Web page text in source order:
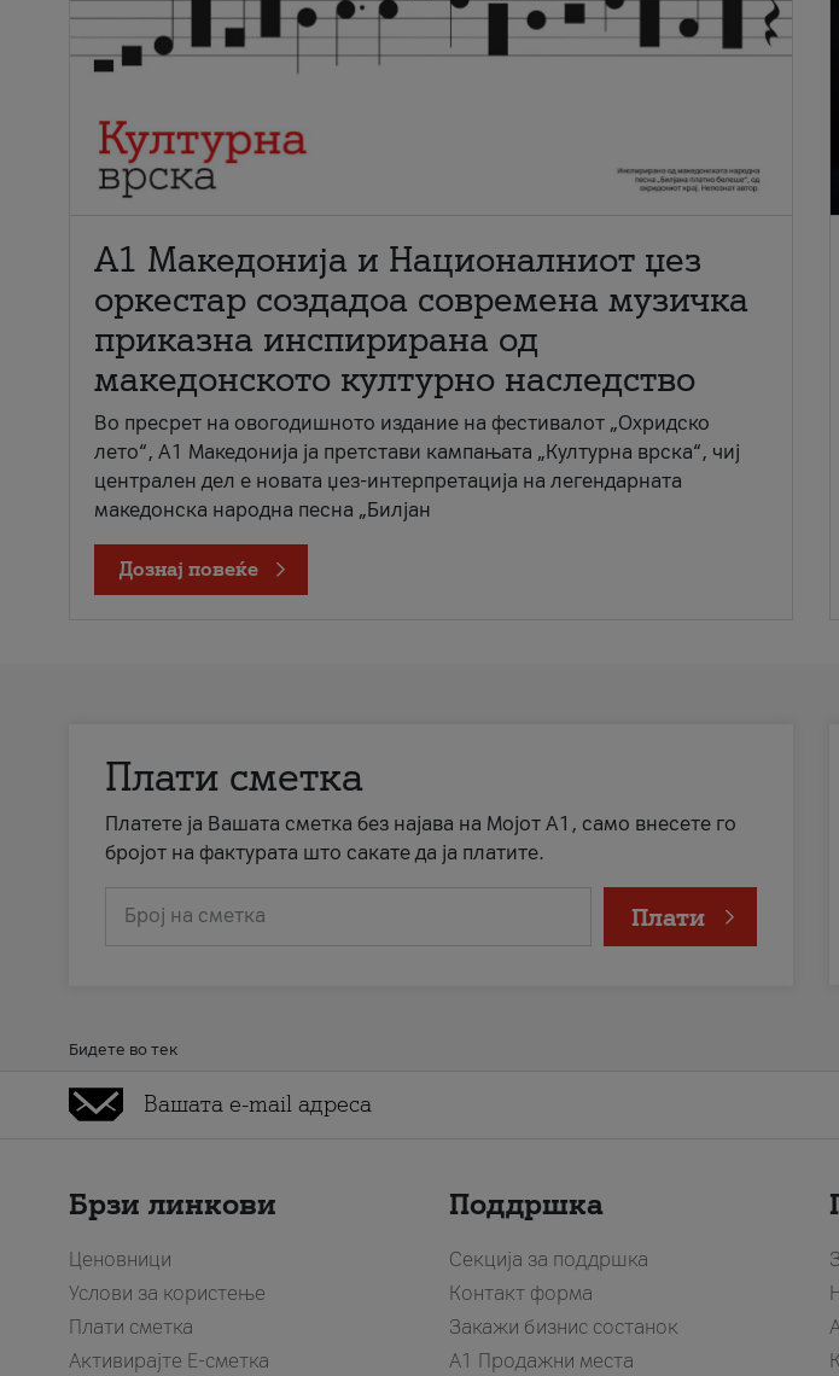
А1 Македонија и Националниот џез
оркестар создадоа современа музичка
приказна инспирирана од
македонското културно наследство
Во пресрет на овогодишното издание на фестивалот „Охридско
лето“, А1 Македонија ја претстави кампањата „Културна врска“, чиј
централен дел е новата џез-интерпретација на легендарната
македонска народна песна „Билјан
Дознај повеќе
Плати сметка
Платете ја Вашата сметка без најава на Мојот А1, само внесете го
бројот на фактурата што сакате да ја платите.
Број на сметка Плати
Бидете во тек
Брзи линкови
Ценовници
Услови за користење
Плати сметка
Активирајте Е-сметка
Поддршка
Секција за поддршка
Контакт форма
Закажи бизнис состанок
A1 Продажни места